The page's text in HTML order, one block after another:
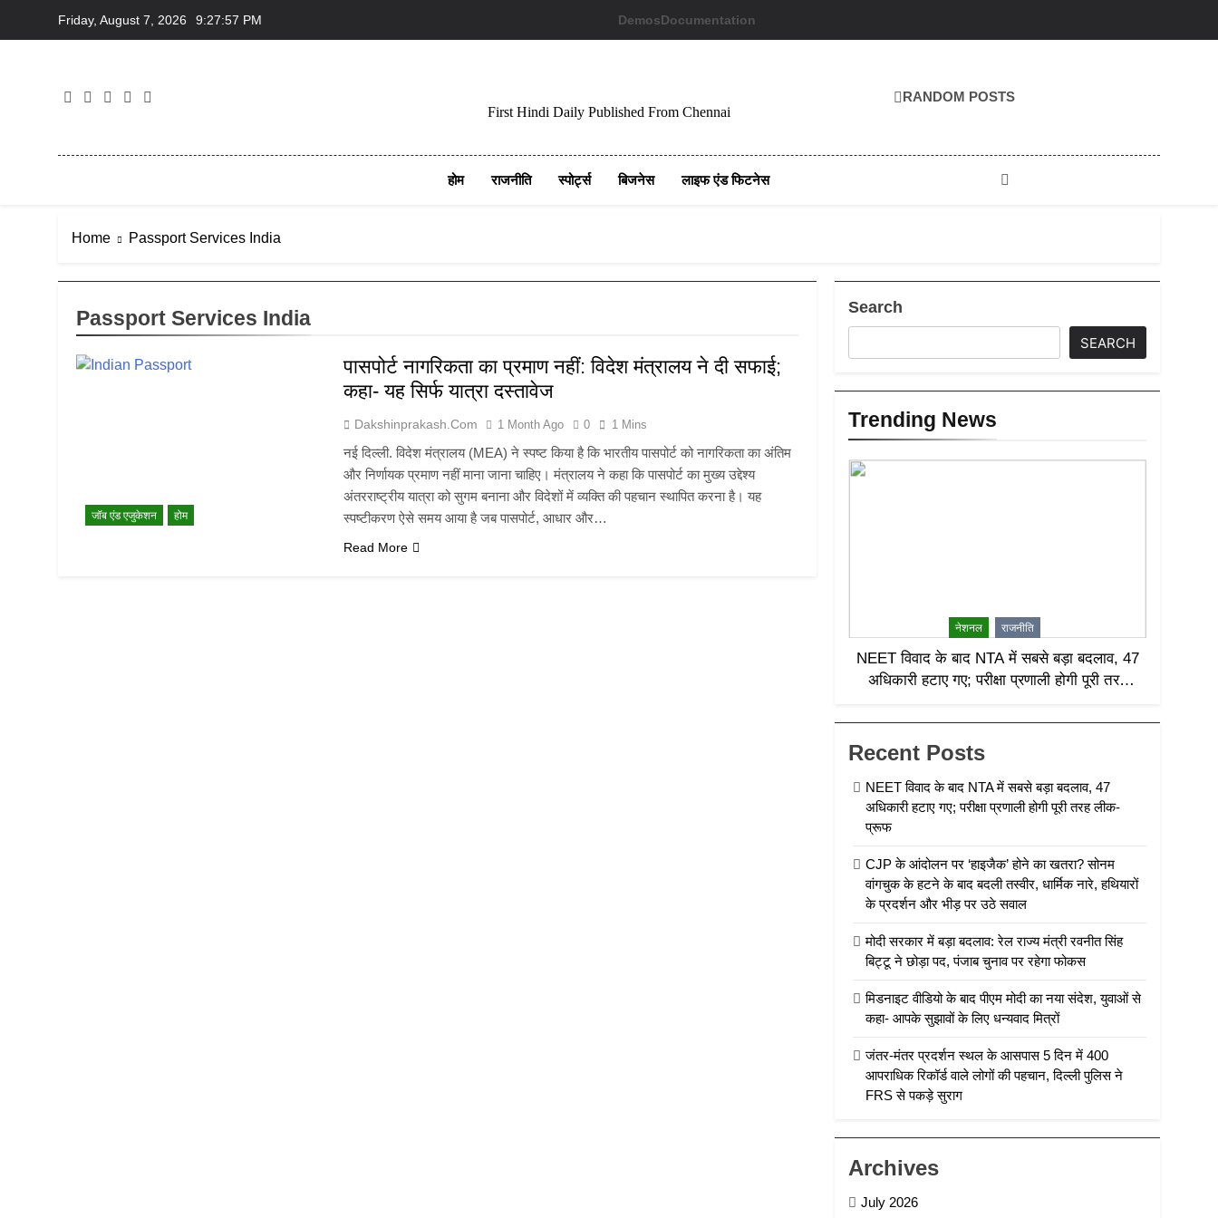
Friday, August 7, 2026 9:27:57 PM DemosDocumentation
First Hindi Daily Published From Chennai
RANDOM POSTS
होम राजनीति स्पोर्ट्स बिजनेस लाइफ एंड फिटनेस
Home Passport Services India
Passport Services India
जॉब एंड एजुकेशन होम
पासपोर्ट नागरिकता का प्रमाण नहीं: विदेश मंत्रालय ने दी सफाई;
कहा- यह सिर्फ यात्रा दस्तावेज
Dakshinprakash.com 1 Month Ago 0 1 Mins
नई दिल्ली. विदेश मंत्रालय (MEA) ने स्पष्ट किया है कि भारतीय पासपोर्ट को नागरिकता का अंतिम
और निर्णायक प्रमाण नहीं माना जाना चाहिए। मंत्रालय ने कहा कि पासपोर्ट का मुख्य उद्देश्य
अंतरराष्ट्रीय यात्रा को सुगम बनाना और विदेशों में व्यक्ति की पहचान स्थापित करना है। यह
स्पष्टीकरण ऐसे समय आया है जब पासपोर्ट, आधार और…
Read More
Search
SEARCH
Trending News
नेशनल राजनीति
NEET विवाद के बाद NTA में सबसे बड़ा बदलाव, 47
अधिकारी हटाए गए; परीक्षा प्रणाली होगी पूरी तरह
Recent Posts
NEET विवाद के बाद NTA में सबसे बड़ा बदलाव, 47
अधिकारी हटाए गए; परीक्षा प्रणाली होगी पूरी तरह लीक-
प्रूफ
CJP के आंदोलन पर ‘हाइजैक’ होने का खतरा? सोनम
वांगचुक के हटने के बाद बदली तस्वीर, धार्मिक नारे, हथियारों
के प्रदर्शन और भीड़ पर उठे सवाल
मोदी सरकार में बड़ा बदलाव: रेल राज्य मंत्री रवनीत सिंह
बिट्टू ने छोड़ा पद, पंजाब चुनाव पर रहेगा फोकस
मिडनाइट वीडियो के बाद पीएम मोदी का नया संदेश, युवाओं से
कहा- आपके सुझावों के लिए धन्यवाद मित्रों
जंतर-मंतर प्रदर्शन स्थल के आसपास 5 दिन में 400
आपराधिक रिकॉर्ड वाले लोगों की पहचान, दिल्ली पुलिस ने
FRS से पकड़े सुराग
Archives
July 2026